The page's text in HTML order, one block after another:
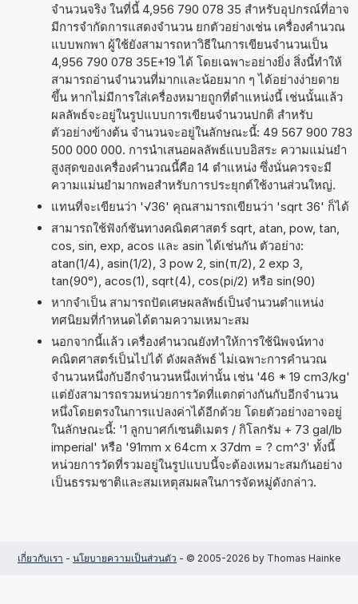
จำนวนจริง ในที่นี้ 4,956 790 078 35 สำหรับอุปกรณ์ที่อาจ
มีการจำกัดการแสดงจำนวน ยกตัวอย่างเช่น เครื่องคำนวณ
แบบพกพา ผู้ใช้ยังสามารถหาวิธีในการเขียนจำนวนเป็น
4,956 790 078 35E+19 ได้ โดยเฉพาะอย่างยิ่ง สิ่งนี้ทำให้
สามารถอ่านจำนวนที่มากและน้อยมาก ๆ ได้อย่างง่ายดาย
ขึ้น หากไม่มีการใส่เครื่องหมายถูกที่ตำแหน่งนี้ เช่นนั้นแล้ว
ผลลัพธ์จะอยู่ในรูปแบบการเขียนจำนวนปกติ สำหรับ
ตัวอย่างข้างต้น จำนวนจะอยู่ในลักษณะนี้: 49 567 900 783
500 000 000. การนำเสนอผลลัพธ์แบบอิสระ ความแม่นยำ
สูงสุดของเครื่องคำนวณนี้คือ 14 ตำแหน่ง ซึ่งนั่นควรจะมี
ความแม่นยำมากพอสำหรับการประยุกต์ใช้งานส่วนใหญ่.
แทนที่จะเขียนว่า '√36' คุณสามารถเขียนว่า 'sqrt 36' ก็ได้
สามารถใช้ฟังก์ชันทางคณิตศาสตร์ sqrt, atan, pow, tan,
cos, sin, exp, acos และ asin ได้เช่นกัน ตัวอย่าง:
atan(1/4), asin(1/2), 3 pow 2, sin(π/2), 2 exp 3,
tan(90°), acos(1), sqrt(4), cos(pi/2) หรือ sin(90)
หากจำเป็น สามารถปัดเศษผลลัพธ์เป็นจำนวนตำแหน่ง
ทศนิยมที่กำหนดได้ตามความเหมาะสม
นอกจากนี้แล้ว เครื่องคำนวณยังทำให้การใช้นิพจน์ทาง
คณิตศาสตร์เป็นไปได้ ดังผลลัพธ์ ไม่เฉพาะการคำนวณ
จำนวนหนึ่งกับอีกจำนวนหนึ่งเท่านั้น เช่น '46 * 19 cm3/kg'
แต่ยังสามารถรวมหน่วยการวัดที่แตกต่างกันกับอีกจำนวน
หนึ่งโดยตรงในการแปลงค่าได้อีกด้วย โดยตัวอย่างอาจอยู่
ในลักษณะนี้: '1 ลูกบาศก์เซนติเมตร / กิโลกรัม + 73 gal/lb
imperial' หรือ '91mm x 64cm x 37dm = ? cm^3' ทั้งนี้
หน่วยการวัดที่รวมอยู่ในรูปแบบนี้จะต้องเหมาะสมกันอย่าง
เป็นธรรมชาติและสมเหตุสมผลในการจัดหมู่ดังกล่าว.
เกี่ยวกับเรา - นโยบายความเป็นส่วนตัว - © 2005-2026 by Thomas Hainke